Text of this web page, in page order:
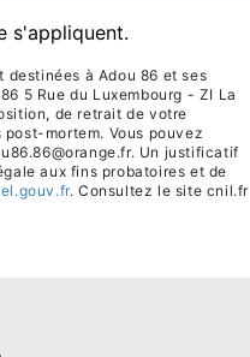
s'appliquent.
à Adou 86 et ses
5 Rue du Luxembourg - ZI La
de retrait de votre
mortem. Vous pouvez
Un justificatif
aux fins probatoires et de
. Consultez le site cnil.fr